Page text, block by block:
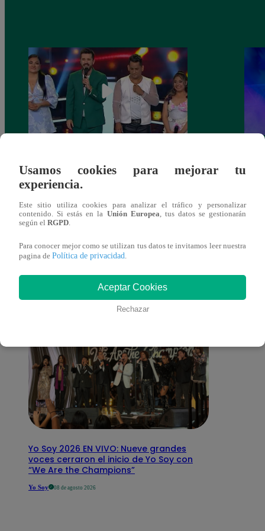
2023 – Programa completo
2023
También te puede
interesar
Yo Soy 2026 EN VIVO: Nueve grandes
voces cerraron el inicio de Yo Soy con
“We Are the Champions”
Yo Soy 08 de agosto 2026
Usamos cookies para mejorar tu
experiencia.
Este sitio utiliza cookies para analizar el tráfico y personalizar
contenido. Si estás en la Unión Europea , tus datos se gestionarán
según el RGPD
Para conocer mejor como se utilizan tus datos te invitamos leer nuestra
pagina de Política de privacidad
Aceptar Cookies
Rechazar